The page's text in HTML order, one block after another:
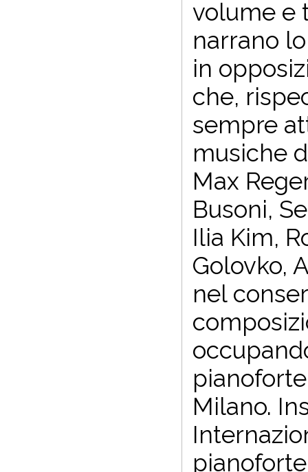
volume e
narrano
in
che,
sempre
musiche
Max
Busoni,
Ilia Kim,
Golovko,
nel
Milano.